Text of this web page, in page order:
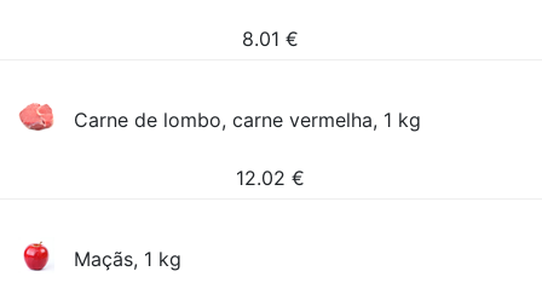
8.01 €
Carne de lombo, carne vermelha, 1 kg
12.02 €
Maçãs, 1 kg